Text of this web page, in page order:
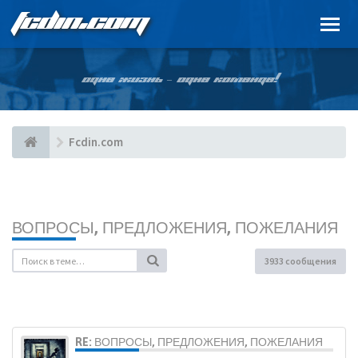
FCDIN.COM
ОДНА ЖИЗНЬ – ОДНА КОМАНДА!
Fcdin.com
ВОПРОСЫ, ПРЕДЛОЖЕНИЯ, ПОЖЕЛАНИЯ
3933 сообщения
RE: ВОПРОСЫ, ПРЕДЛОЖЕНИЯ, ПОЖЕЛАНИЯ